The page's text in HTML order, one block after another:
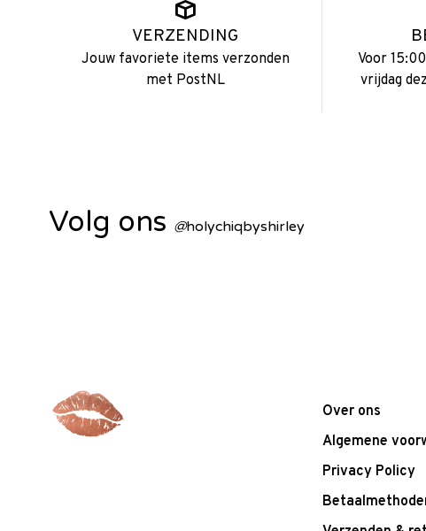
VERZENDING
Jouw favoriete items verzonden
met PostNL
Voor
vrijdag
Volg ons @holychiqbyshirley
Over ons
Algemene
Privacy Policy